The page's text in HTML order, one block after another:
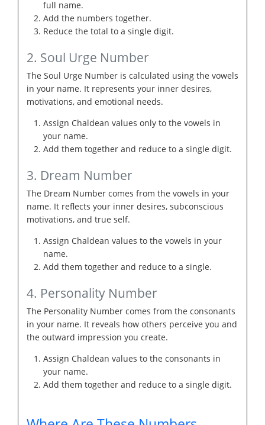
full name.
Add the numbers together.
Reduce the total to a single digit.
2. Soul Urge Number
The Soul Urge Number is calculated using the vowels
in your name. It represents your inner desires,
motivations, and emotional needs.
Assign Chaldean values only to the vowels in
your name.
Add them together and reduce to a single digit.
3. Dream Number
The Dream Number comes from the vowels in your
name. It reflects your inner desires, subconscious
motivations, and true self.
Assign Chaldean values to the vowels in your
name.
Add them together and reduce to a single.
4. Personality Number
The Personality Number comes from the consonants
in your name. It reveals how others perceive you and
the outward impression you create.
Assign Chaldean values to the consonants in
your name.
Add them together and reduce to a single digit.